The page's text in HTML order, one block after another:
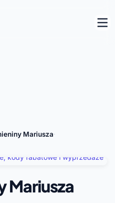
Mariusza·
Mariusza